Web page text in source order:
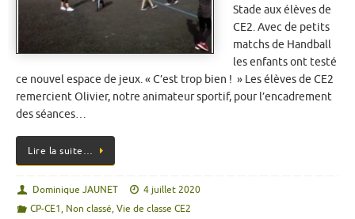
Stade aux élèves de
CE2. Avec de petits
matchs de Handball
les enfants ont testé
ce nouvel espace de jeux. « C’est trop bien ! » Les élèves de CE2
remercient Olivier, notre animateur sportif, pour l’encadrement
des séances…
Lire la suite…
Dominique JAUNET
4 juillet 2020
CP-CE1, Non classé,Vie de classe CE2